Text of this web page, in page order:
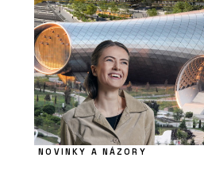
NOVINKY A NÁZORY